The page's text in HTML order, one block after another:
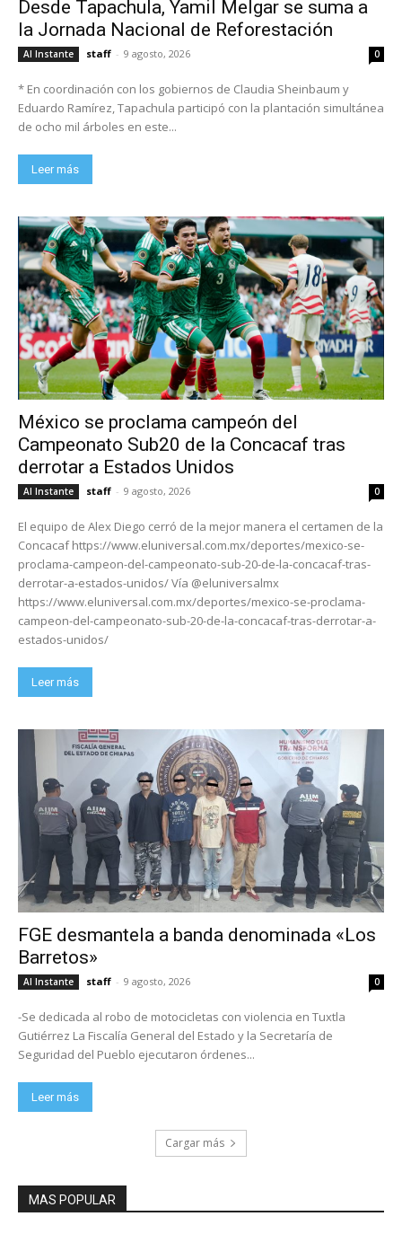
Desde Tapachula, Yamil Melgar se suma a
la Jornada Nacional de Reforestación
Al Instante staff - 9 agosto, 2026 0
* En coordinación con los gobiernos de Claudia Sheinbaum y
Eduardo Ramírez, Tapachula participó con la plantación simultánea
de ocho mil árboles en este...
Leer más
México se proclama campeón del
Campeonato Sub20 de la Concacaf tras
derrotar a Estados Unidos
Al Instante staff - 9 agosto, 2026 0
El equipo de Alex Diego cerró de la mejor manera el certamen de la
Concacaf https://www.eluniversal.com.mx/deportes/mexico-se-
proclama-campeon-del-campeonato-sub-20-de-la-concacaf-tras-
derrotar-a-estados-unidos/ Vía @eluniversalmx
https://www.eluniversal.com.mx/deportes/mexico-se-proclama-
campeon-del-campeonato-sub-20-de-la-concacaf-tras-derrotar-a-
estados-unidos/
Leer más
FGE desmantela a banda denominada «Los
Barretos»
Al Instante staff - 9 agosto, 2026 0
-Se dedicada al robo de motocicletas con violencia en Tuxtla
Gutiérrez La Fiscalía General del Estado y la Secretaría de
Seguridad del Pueblo ejecutaron órdenes...
Leer más
Cargar más
MAS POPULAR